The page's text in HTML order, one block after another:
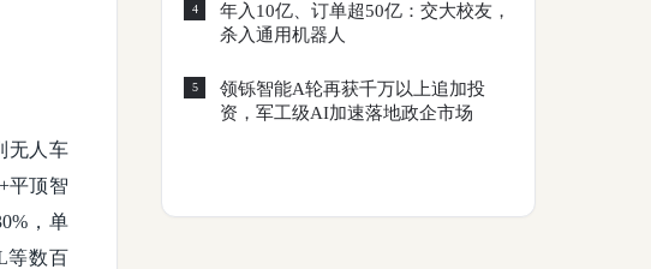
无人车
平顶智
，单
等数百
4
年入10亿、订单超50亿：交大校友，
杀入通用机器人
5
领铄智能A轮再获千万以上追加投
资，军工级AI加速落地政企市场